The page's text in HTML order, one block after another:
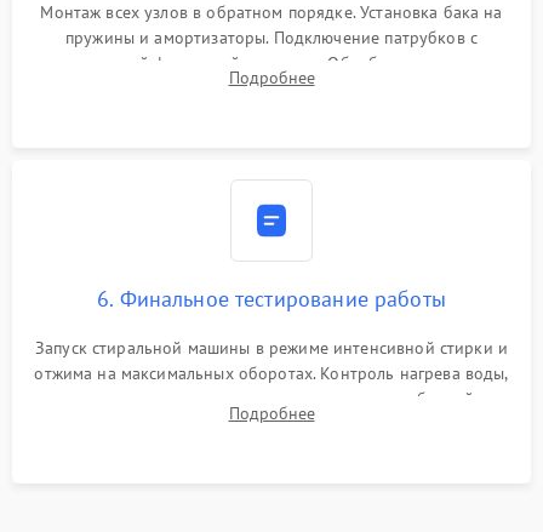
Монтаж всех узлов в обратном порядке. Установка бака на
пружины и амортизаторы. Подключение патрубков с
надежной фиксацией хомутами. Обработка стыков
герметиком для предотвращения возможных протечек воды.
Подробнее
6. Финальное тестирование работы
Запуск стиральной машины в режиме интенсивной стирки и
отжима на максимальных оборотах. Контроль нагрева воды,
корректности слива, отсутствия излишних вибраций,
посторонних стуков и протечек под корпусом.
Подробнее